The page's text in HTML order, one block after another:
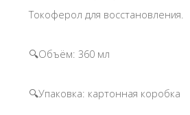
Токоферол для восстановления.
🔍Объём: 360 мл
🔍Упаковка: картонная коробка